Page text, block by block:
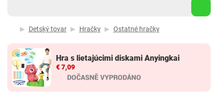
Detský tovar Hračky Ostatné hračky
Hra s lietajúcimi diskami Anyingkai
€ 7,09